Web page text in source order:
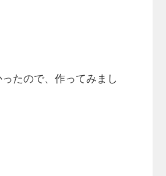
たので、作ってみまし